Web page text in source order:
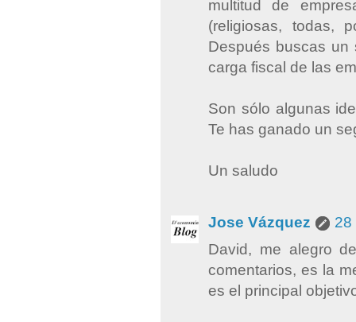
multitud de
(religiosas, todas,
Después buscas un
carga fiscal de las
Son sólo algunas
Te has ganado un
Un saludo
Jose Vázquez
28
David, me alegro
comentarios, es la
es el principal